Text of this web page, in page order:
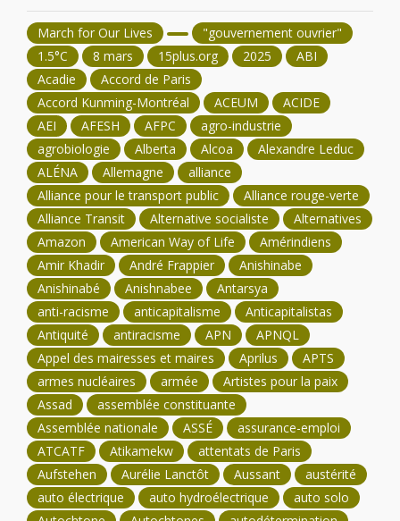
March for Our Lives
"gouvernement ouvrier"
1.5°C
8 mars 15plus.org 2025
ABI
Acadie
Accord de Paris
Accord Kunming-Montréal
ACEUM
ACIDE
AEI
AFESH AFPC
agro-industrie
agrobiologie
Alberta Alcoa
Alexandre Leduc
ALÉNA
Allemagne
alliance
Alliance pour le transport public
Alliance rouge-verte
Alliance Transit
Alternative socialiste
Alternatives
Amazon
American Way of Life
Amérindiens
Amir Khadir
André Frappier
Anishinabe
Anishinabé
Anishnabee
Antarsya
anti-racisme
anticapitalisme
Anticapitalistas
Antiquité
antiracisme APN
APNQL
Appel des mairesses et maires
Aprilus
APTS
armes nucléaires
armée
Artistes pour la paix
Assad
assemblée constituante
Assemblée nationale
ASSÉ
assurance-emploi
ATCATF
Atikamekw
attentats de Paris
Aufstehen
Aurélie Lanctôt Aussant
austérité
auto électrique
auto hydroélectrique
auto solo